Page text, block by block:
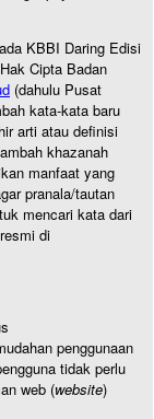
KBBI Daring Edisi
Cipta Badan
(dahulu Pusat
kata-kata baru
arti atau definisi
khazanah
manfaat yang
pranala/tautan
mencari kata dari
di
penggunaan
tidak perlu
web (website)